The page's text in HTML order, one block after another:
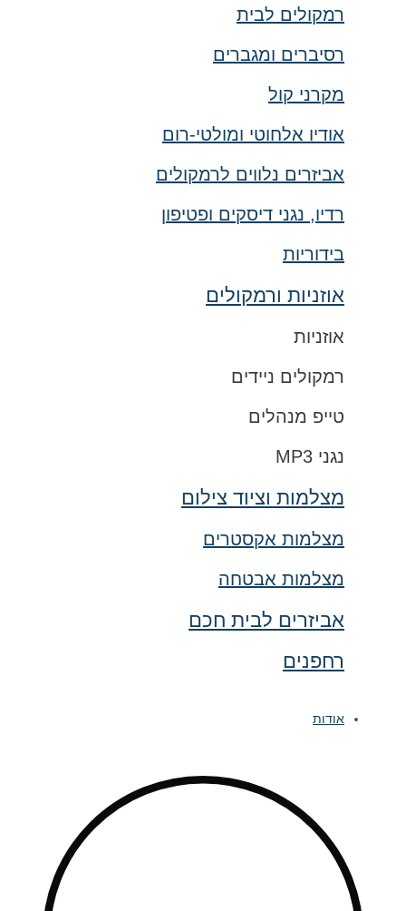
רמקולים לבית
רסיברים ומגברים
מקרני קול
אודיו אלחוטי ומולטי-רום
אביזרים נלווים לרמקולים
רדיו, נגני דיסקים ופטיפון
בידוריות
אוזניות ורמקולים
אוזניות
רמקולים ניידים
טייפ מנהלים
נגני MP3
מצלמות וציוד צילום
מצלמות אקסטרים
מצלמות אבטחה
אביזרים לבית חכם
רחפנים
אודות